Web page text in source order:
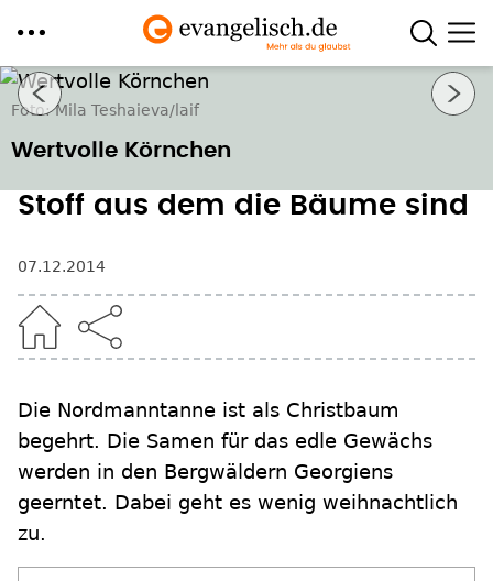
Direkt
zum
Inhalt
Nächstes Bild
Foto: Mila Teshaieva/laif
Wertvolle Körnchen
Stoff aus dem die Bäume sind
07.12.2014
Die Nordmanntanne ist als Christbaum
begehrt. Die Samen für das edle Gewächs
werden in den Bergwäldern Georgiens
geerntet. Dabei geht es wenig weihnachtlich
zu.